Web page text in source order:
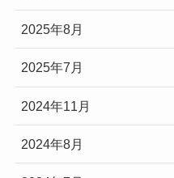
2025年8月
2025年7月
2024年11月
2024年8月